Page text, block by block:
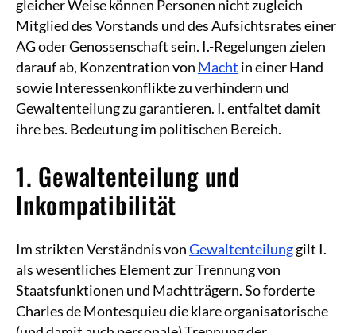
gleicher Weise können Personen nicht zugleich
Mitglied des Vorstands und des Aufsichtsrates einer
AG oder Genossenschaft sein. I.-Regelungen zielen
darauf ab, Konzentration von Macht in einer Hand
sowie Interessenkonflikte zu verhindern und
Gewaltenteilung zu garantieren. I. entfaltet damit
ihre bes. Bedeutung im politischen Bereich.
1. Gewaltenteilung und
Inkompatibilität
Im strikten Verständnis vonGewaltenteilunggilt I.
als wesentliches Element zur Trennung von
Staatsfunktionen und Machtträgern. So forderte
Charles de Montesquieu die klare organisatorische